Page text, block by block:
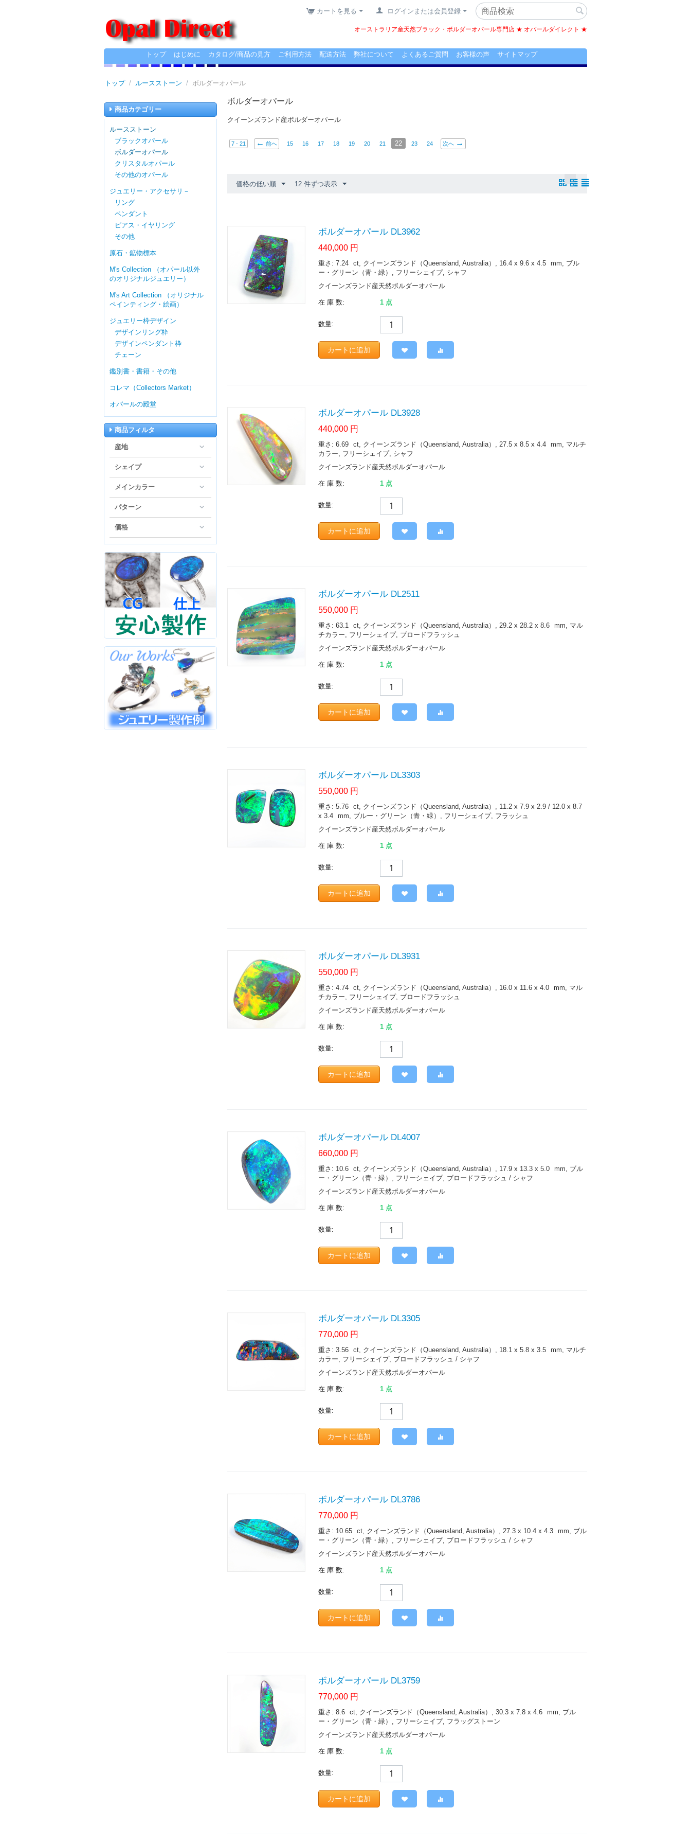
ログインまたは会員登録
カートを見る
オーストラリア産天然ブラック・ボルダーオパール専門店 ★ オパールダイレクト ★
トップ はじめに カタログ/商品の見方 ご利用方法 配送方法 弊社について よくあるご質問 お客様の声 サイトマップ
トップ / ルースストーン / ボルダーオパール
商品カテゴリー
ルースストーン
ブラックオパール
ボルダーオパール
クリスタルオパール
その他のオパール
ジュエリー・アクセサリ－
リング
ペンダント
ピアス・イヤリング
その他
原石・鉱物標本
M's Collection （オパール以外
のオリジナルジュエリー）
M's Art Collection （オリジナル
ペインティング・絵画）
ジュエリー枠デザイン
デザインリング枠
デザインペンダント枠
チェーン
鑑別書・書籍・その他
コレマ（Collectors Market）
オパールの殿堂
商品フィルタ
産地
シェイプ
メインカラー
パターン
価格
ボルダーオパール
クイーンズランド産ボルダーオパール
7 - 21 前へ 15 16 17 18 19 20 21 22 23 24 次へ
価格の低い順 12 件ずつ表示
ボルダーオパール DL3962
440,000 円
重さ: 7.24 ct , クイーンズランド（Queensland, Australia）, 16.4 x 9.6 x 4.5 mm , ブル
ー・グリーン（青・緑）, フリーシェイプ, シャフ
クイーンズランド産天然ボルダーオパール
在 庫 数: 1 点
数量:
カートに追加
ボルダーオパール DL3928
440,000 円
重さ: 6.69 ct , クイーンズランド（Queensland, Australia）, 27.5 x 8.5 x 4.4 mm , マルチ
カラー, フリーシェイプ, シャフ
クイーンズランド産天然ボルダーオパール
在 庫 数: 1 点
数量:
カートに追加
ボルダーオパール DL2511
550,000 円
重さ: 63.1 ct , クイーンズランド（Queensland, Australia）, 29.2 x 28.2 x 8.6 mm , マル
チカラー, フリーシェイプ, ブロードフラッシュ
クイーンズランド産天然ボルダーオパール
在 庫 数: 1 点
数量:
カートに追加
ボルダーオパール DL3303
550,000 円
重さ: 5.76 ct , クイーンズランド（Queensland, Australia）, 11.2 x 7.9 x 2.9 / 12.0 x 8.7
x 3.4 mm , ブルー・グリーン（青・緑）, フリーシェイプ, フラッシュ
クイーンズランド産天然ボルダーオパール
在 庫 数: 1 点
数量:
カートに追加
ボルダーオパール DL3931
550,000 円
重さ: 4.74 ct , クイーンズランド（Queensland, Australia）, 16.0 x 11.6 x 4.0 mm , マル
チカラー, フリーシェイプ, ブロードフラッシュ
クイーンズランド産天然ボルダーオパール
在 庫 数: 1 点
数量:
カートに追加
ボルダーオパール DL4007
660,000 円
重さ: 10.6 ct , クイーンズランド（Queensland, Australia）, 17.9 x 13.3 x 5.0 mm , ブル
ー・グリーン（青・緑）, フリーシェイプ, ブロードフラッシュ / シャフ
クイーンズランド産天然ボルダーオパール
在 庫 数: 1 点
数量:
カートに追加
ボルダーオパール DL3305
770,000 円
重さ: 3.56 ct , クイーンズランド（Queensland, Australia）, 18.1 x 5.8 x 3.5 mm , マルチ
カラー, フリーシェイプ, ブロードフラッシュ / シャフ
クイーンズランド産天然ボルダーオパール
在 庫 数: 1 点
数量:
カートに追加
ボルダーオパール DL3786
770,000 円
重さ: 10.65 ct , クイーンズランド（Queensland, Australia）, 27.3 x 10.4 x 4.3 mm , ブル
ー・グリーン（青・緑）, フリーシェイプ, ブロードフラッシュ / シャフ
クイーンズランド産天然ボルダーオパール
在 庫 数: 1 点
数量:
カートに追加
ボルダーオパール DL3759
770,000 円
重さ: 8.6 ct , クイーンズランド（Queensland, Australia）, 30.3 x 7.8 x 4.6 mm , ブル
ー・グリーン（青・緑）, フリーシェイプ, フラッグストーン
クイーンズランド産天然ボルダーオパール
在 庫 数: 1 点
数量:
カートに追加